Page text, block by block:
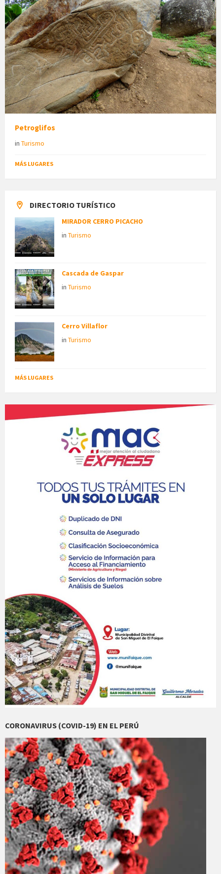
Petroglifos
in Turismo
MÁS LUGARES
DIRECTORIO TURÍSTICO
MIRADOR CERRO PICACHO
in Turismo
Cascada de Gaspar
in Turismo
Cerro Villaflor
in Turismo
MÁS LUGARES
CORONAVIRUS (COVID-19) EN EL PERÚ